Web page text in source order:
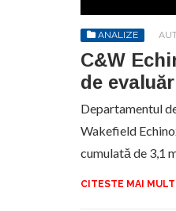
ANALIZE
C&W
de
Departamentul
Wakefield
cumulată de 3,1
CITESTE MAI MULT